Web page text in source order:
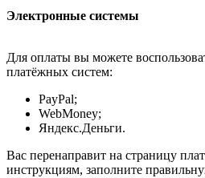
Электронные системы
Для оплаты вы можете
платёжных систем:
PayPal;
WebMoney;
Яндекс.Деньги.
Вас перенаправит на страницу
инструкциям, заполните